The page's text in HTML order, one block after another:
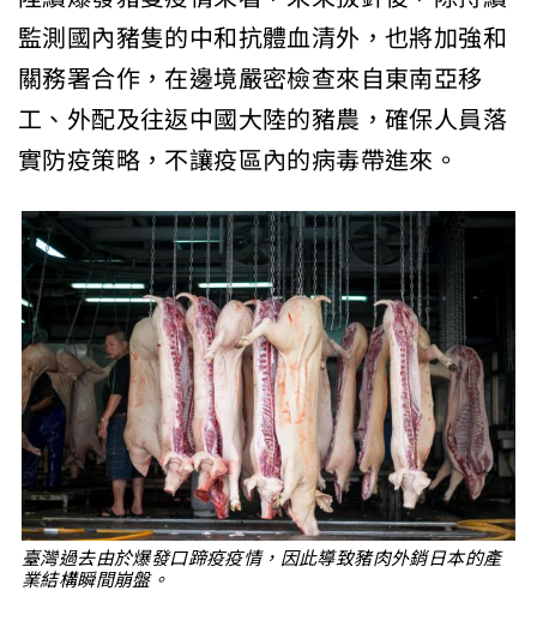
監測國內豬隻的中和抗體血清外，也將加強和
關務署合作，在邊境嚴密檢查來自東南亞移
工、外配及往返中國大陸的豬農，確保人員落
實防疫策略，不讓疫區內的病毒帶進來。
臺灣過去由於爆發口蹄疫疫情，因此導致豬肉外銷日本的產
業結構瞬間崩盤。